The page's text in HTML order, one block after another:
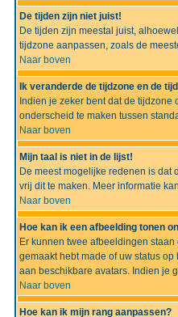
De tijden zijn niet juist!
De tijden zijn meestal juist,
tijdzone aanpassen, zoals de
Naar boven
Ik veranderde de tijdzone en de
Indien je zeker bent dat de
onderscheid te maken tussen
Naar boven
Mijn taal is niet in de lijst!
De meest mogelijke redenen is dat
vrij dit te maken. Meer informatie
Naar boven
Hoe kan ik een afbeelding tonen
Er kunnen twee afbeeldingen
gemaakt hebt made of uw status
aan beschikbare avatars. Indien je
Naar boven
Hoe kan ik mijn rang aanpassen?